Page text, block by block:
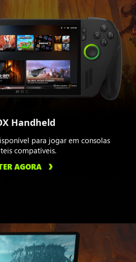
Handheld
para jogar em consolas
compatíveis.
AGORA